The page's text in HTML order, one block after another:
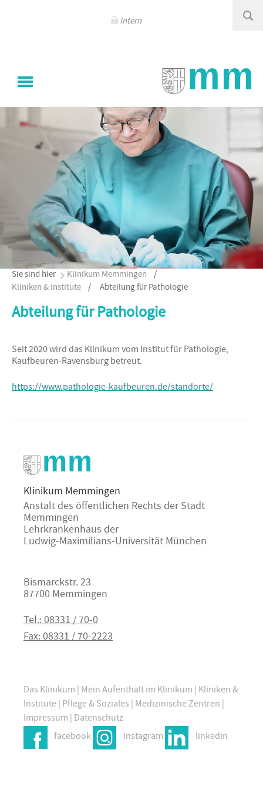
Intern
Sie sind hier Klinikum Memmingen /
Kliniken & Institute / Abteilung für Pathologie
Abteilung für Pathologie
Seit 2020 wird das Klinikum vom Institut für Pathologie,
Kaufbeuren-Ravensburg betreut.
https://www.pathologie-kaufbeuren.de/standorte/
Klinikum Memmingen
Anstalt des öffentlichen Rechts der Stadt
Memmingen
Lehrkrankenhaus der
Ludwig-Maximilians-Universität München
Bismarckstr. 23
87700 Memmingen
Tel.: 08331 / 70-0
Fax: 08331 / 70-2223
Das Klinikum Mein Aufenthalt im Klinikum Kliniken &
Institute Pflege & Soziales Medizinische Zentren
Impressum Datenschutz
facebook
instagram linkedin